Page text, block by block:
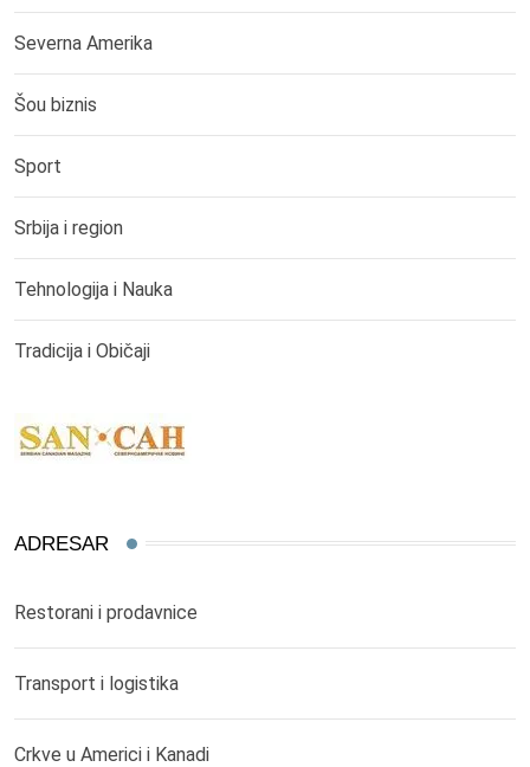
Severna Amerika
Šou biznis
Sport
Srbija i region
Tehnologija i Nauka
Tradicija i Običaji
ADRESAR
Restorani i prodavnice
Transport i logistika
Crkve u Americi i Kanadi